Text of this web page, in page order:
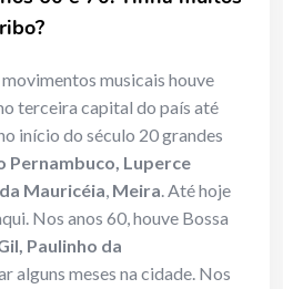
movimentos musicais houve
terceira capital do país até
início do século 20 grandes
Pernambuco, Luperce
Mauricéia, Meira. Até hoje
Nos anos 60, houve Bossa
Paulinho da
alguns meses na cidade. Nos